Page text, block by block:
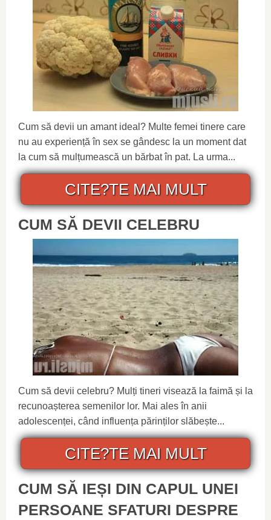
Cum să devii un amant ideal? Multe femei tinere care
nu au experiență în sex se gândesc la un moment dat
la cum să mulțumească un bărbat în pat. La urma...
CITE?TE MAI MULT
CUM SĂ DEVII CELEBRU
Cum să devii celebru? Mulți tineri visează la faimă și la
recunoașterea semenilor lor. Mai ales în anii
adolescenței, când influența părinților slăbește...
CITE?TE MAI MULT
CUM SĂ IEȘI DIN CAPUL UNEI
PERSOANE SFATURI DESPRE